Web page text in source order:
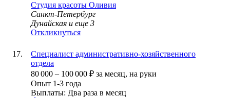
Студия красоты Оливия
Санкт-Петербург
Дунайская и еще 3
Откликнуться
Специалист административно-хозяйственного
отдела
80 000 – 100 000 ₽ за месяц, на руки
Опыт 1-3 года
Выплаты: Два раза в месяц